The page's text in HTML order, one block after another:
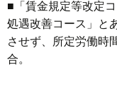
■「賃金規定等改定
処遇改善コース」と
させず、所定労働時
合。